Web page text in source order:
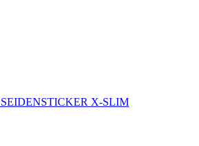
SEIDENSTICKER X-SLIM